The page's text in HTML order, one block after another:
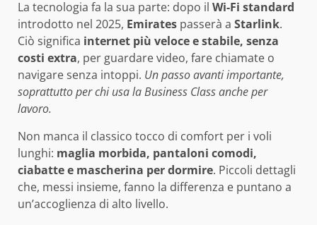
La tecnologia fa la sua parte: dopo il Wi-Fi standard
introdotto nel 2025, Emirates passerà a Starlink.
Ciò significa internet più veloce e stabile, senza
costi extra, per guardare video, fare chiamate o
navigare senza intoppi. Un passo avanti importante,
soprattutto per chi usa la Business Class anche per
lavoro.
Non manca il classico tocco di comfort per i voli
lunghi: maglia morbida, pantaloni comodi,
ciabatte e mascherina per dormire. Piccoli dettagli
che, messi insieme, fanno la differenza e puntano a
un’accoglienza di alto livello.